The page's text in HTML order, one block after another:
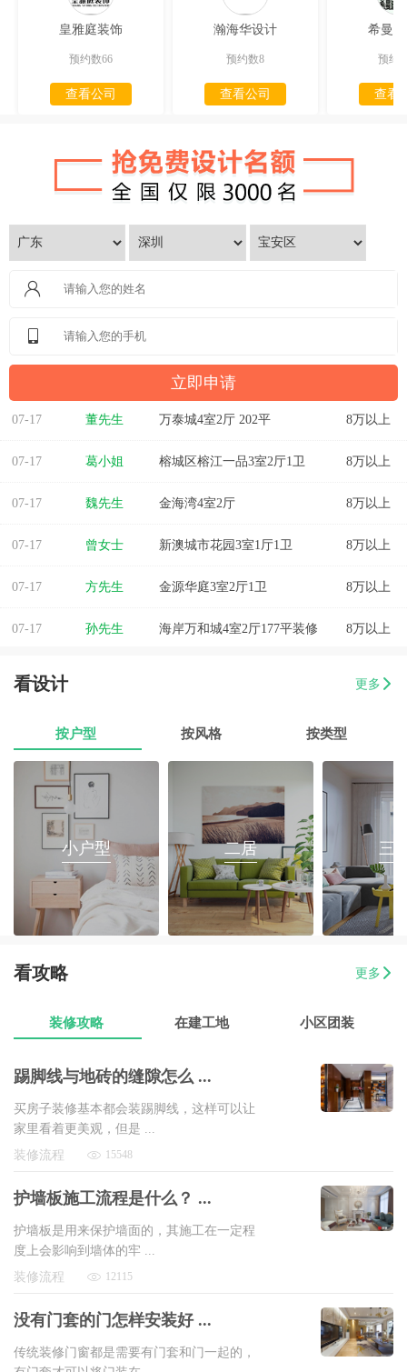
皇雅庭装饰
预约数66
查看公司
瀚海华设计
预约数8
查看公司
希曼
预约
查看
07-17 董先生 万泰城4室2厅 202平 8万以上
07-17 葛小姐 榕城区榕江一品3室2厅1卫 8万以上
07-17 魏先生 金海湾4室2厅 8万以上
07-17 曾女士 新澳城市花园3室1厅1卫 8万以上
07-17 方先生 金源华庭3室2厅1卫 8万以上
07-17 孙先生 海岸万和城4室2厅177平装修 8万以上
07-17 苟先生
07-17 易小姐 美容店装修设计 8万以上
两房两厅改造 8万以上
07-17 李先生 乐府花园4房2厅2卫毛坯房 8万以上
07-17 郭先生 榕城区消防路口135平套房装修 8万以上
看设计 更多
按户型 按风格 按类型
小户型 二居 三
看攻略 更多
装修攻略 在建工地 小区团装
踢脚线与地砖的缝隙怎么 ...
买房子装修基本都会装踢脚线，这样可以让
家里看着更美观，但是 ...
装修流程
15548
护墙板施工流程是什么？ ...
护墙板是用来保护墙面的，其施工在一定程
度上会影响到墙体的牢 ...
装修流程
12115
没有门套的门怎样安装好 ...
传统装修门窗都是需要有门套和门一起的，